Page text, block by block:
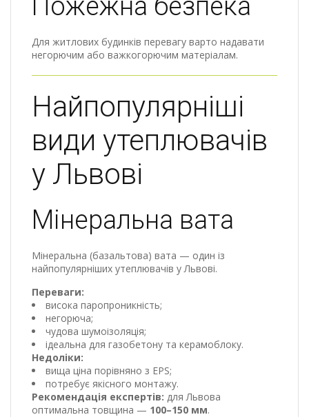
Пожежна безпека
Для житлових будинків перевагу варто надавати
негорючим або важкогорючим матеріалам.
Найпопулярніші
види утеплювачів
у Львові
Мінеральна вата
Мінеральна (базальтова) вата — один із
найпопулярніших утеплювачів у Львові.
Переваги:
висока паропроникність;
негорюча;
чудова шумоізоляція;
ідеальна для газобетону та керамоблоку.
Недоліки:
вища ціна порівняно з EPS;
потребує якісного монтажу.
Рекомендація експертів: для Львова
оптимальна товщина — 100–150 мм.